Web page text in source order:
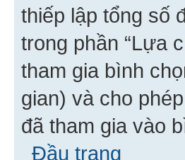
thiếp lập tổng số
trong phần “Lựa
tham gia bình
gian) và cho
đã tham gia vào
Đầu trang